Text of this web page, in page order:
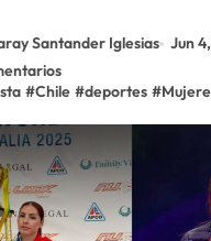
Santander Iglesias Jun
#Chile #deportes #